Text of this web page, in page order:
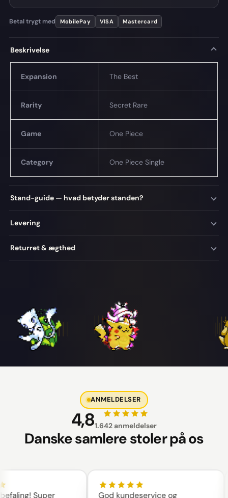
Betal trygt med MobilePay VISA Mastercard
Beskrivelse
Expansion The Best
Rarity Secret Rare
Game One Piece
Category One Piece Single
Stand-guide — hvad betyder standen?
Levering
Returret & ægthed
ANMELDELSER
4,81.642 anmeldelser
Danske samlere stoler på os
Super God kundeservice og